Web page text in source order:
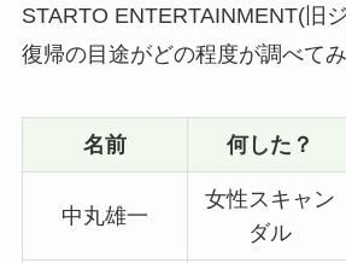
STARTO ENTERTAINMENT(旧
復帰の目途がどの程度が調べて
名前 何した？
中丸雄一
女性スキャン
ダル